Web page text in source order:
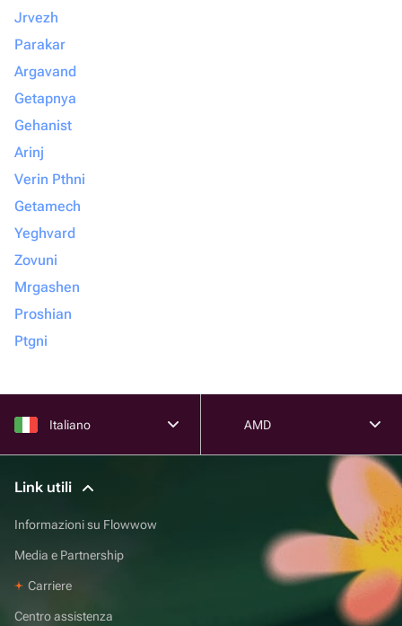
Jrvezh
Parakar
Argavand
Getapnya
Gehanist
Arinj
Verin Pthni
Getamech
Yeghvard
Zovuni
Mrgashen
Proshian
Ptgni
Italiano AMD
Link utili
Informazioni su Flowwow
Media e Partnership
Carriere
Centro assistenza